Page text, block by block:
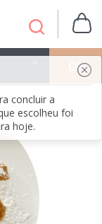
concluir a
escolheu foi
hoje.
OK